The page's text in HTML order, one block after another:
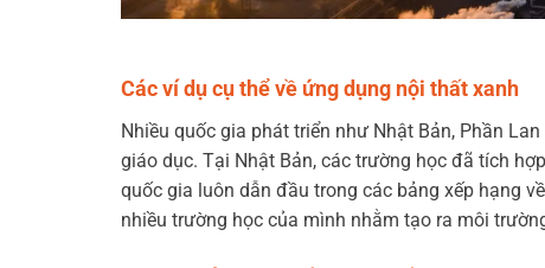
Các ví dụ cụ thể về ứng dụng nội thất xanh
Nhiều quốc gia phát triển như Nhật Bản, Phần
giáo dục. Tại Nhật Bản, các trường học đã tích
quốc gia luôn dẫn đầu trong các bảng xếp hạng
nhiều trường học của mình nhằm tạo ra môi